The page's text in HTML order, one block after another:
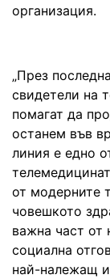
организация.
„През
свидетели на
помагат да
останем във
линия е едно
от модерните
човешкото
важна част от
социална
най-належащ